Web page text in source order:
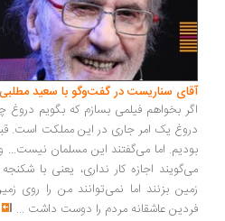
آقای سناریست در گفت‌وگو با سعید مطلبی
اگر بخواهم فیلمی بسازم که بگویم
دروغ یک امر جاری در این مملکت است.
بودیم. اما می‌گفتند این مسلمان نیست...
می‌گویند اجازه کار نداری، یعنی با
زمین بزنند اما نمی‌توانند من را روی
فردین عاشقانه مردم را دوست داشت ...